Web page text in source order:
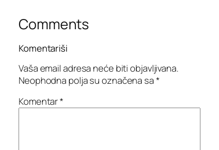
Comments
Komentariši
Vaša email adresa neće biti objavljivana.
Neophodna polja su označena sa*
Komentar*